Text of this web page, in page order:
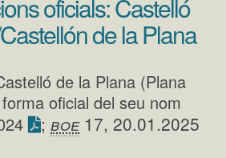
oficials: Castelló
de la Plana
de la Plana (Plana
oficial del seu nom
; boe17, 20.01.2025